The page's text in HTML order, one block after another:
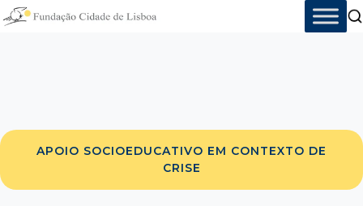
Skip
to
APOIO SOCIOEDUCATIVO EM CONTEXTO DE
CRISE